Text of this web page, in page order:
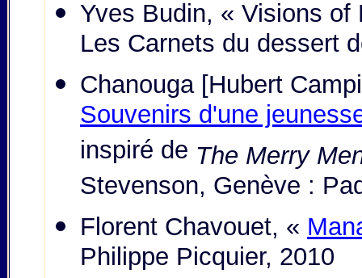
Yves Budin, « Visions
Les Carnets du dessert
Chanouga [Hubert
Souvenirs d'une
inspiré de The Merry
Stevenson, Genève :
Florent Chavouet, «
Philippe Picquier, 2010